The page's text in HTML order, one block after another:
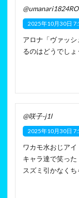
@umanari1824RO
2025年10月30日
アロナ「ヴァッ
るのはどうでしょ
@咲子-j1l
2025年10月30日
ワカモ水おじア
キャラ達で笑った
スズミ引かなく